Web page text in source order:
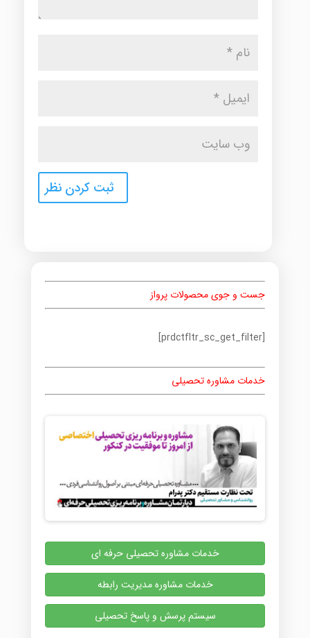
جست و جوی محصولات پرواز
[prdctfltr_sc_get_filter]
خدمات مشاوره تحصیلی
خدمات مشاوره تحصیلی حرفه ای
خدمات مشاوره مدیریت رابطه
سیستم پرسش و پاسخ تحصیلی